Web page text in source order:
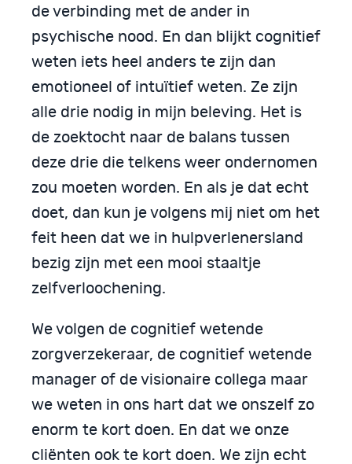
de verbinding met de ander in
psychische nood. En dan blijkt cognitief
weten iets heel anders te zijn dan
emotioneel of intuïtief weten. Ze zijn
alle drie nodig in mijn beleving. Het is
de zoektocht naar de balans tussen
deze drie die telkens weer ondernomen
zou moeten worden. En als je dat echt
doet, dan kun je volgens mij niet om het
feit heen dat we in hulpverlenersland
bezig zijn met een mooi staaltje
zelfverloochening.
We volgen de cognitief wetende
zorgverzekeraar, de cognitief wetende
manager of de visionaire collega maar
we weten in ons hart dat we onszelf zo
enorm te kort doen. En dat we onze
cliënten ook te kort doen. We zijn echt